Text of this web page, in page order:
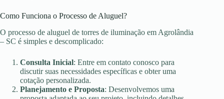
Como Funciona o Processo de Aluguel?
O processo de aluguel de torres de iluminação em Agrolândia
– SC é simples e descomplicado:
Consulta Inicial: Entre em contato conosco para
discutir suas necessidades específicas e obter uma
cotação personalizada.
Planejamento e Proposta: Desenvolvemos uma